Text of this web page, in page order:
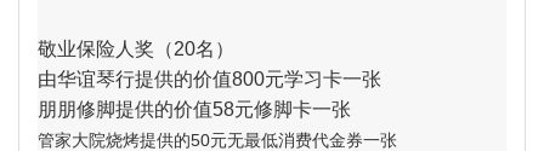
敬业保险人奖（20名）
由华谊琴行提供的价值800元学习卡一张
朋朋修脚提供的价值58元修脚卡一张
管家大院烧烤提供的50元无最低消费代金券一张